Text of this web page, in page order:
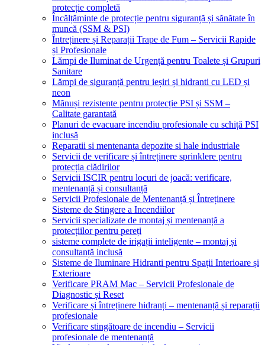
protecție completă
Încălțăminte de protecție pentru siguranță și sănătate în
muncă (SSM & PSI)
Întreținere și Reparații Trape de Fum – Servicii Rapide
și Profesionale
Lămpi de Iluminat de Urgență pentru Toalete și Grupuri
Sanitare
Lămpi de siguranță pentru ieșiri și hidranti cu LED și
neon
Mănuși rezistente pentru protecție PSI și SSM –
Calitate garantată
Planuri de evacuare incendiu profesionale cu schiță PSI
inclusă
Reparatii si mentenanta depozite si hale industriale
Servicii de verificare și întreținere sprinklere pentru
protecția clădirilor
Servicii ISCIR pentru locuri de joacă: verificare,
mentenanță și consultanță
Servicii Profesionale de Mentenanță și Întreținere
Sisteme de Stingere a Incendiilor
Servicii specializate de montaj și mentenanță a
protecțiilor pentru pereți
sisteme complete de irigații inteligente – montaj și
consultanță inclusă
Sisteme de Iluminare Hidranti pentru Spații Interioare și
Exterioare
Verificare PRAM Mac – Servicii Profesionale de
Diagnostic și Reset
Verificare și întreținere hidranți – mentenanță și reparații
profesionale
Verificare stingătoare de incendiu – Servicii
profesionale de mentenanță